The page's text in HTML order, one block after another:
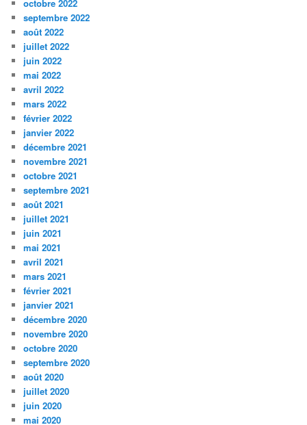
octobre 2022
septembre 2022
août 2022
juillet 2022
juin 2022
mai 2022
avril 2022
mars 2022
février 2022
janvier 2022
décembre 2021
novembre 2021
octobre 2021
septembre 2021
août 2021
juillet 2021
juin 2021
mai 2021
avril 2021
mars 2021
février 2021
janvier 2021
décembre 2020
novembre 2020
octobre 2020
septembre 2020
août 2020
juillet 2020
juin 2020
mai 2020